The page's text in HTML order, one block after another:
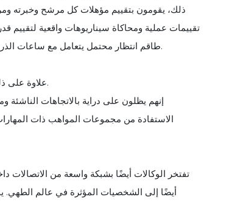
ذلك، يقومون بتقييم مؤهلات كل مرشح وخبرته
تقييمات عملية ومحاكاة سيناريوهات واقعية
طاقم انتظار محتمل يتعامل مع ساعات الذروة الوهمية أو تقييم مهارة الطهي لدى الشيف في بيئة مطبخ يتم التحكم فيها.
علاوة علىتبقي أصابعها على نبض الصناعة.
إنهم يظلون على دراية بالاتجاهات
الاستفادة من مجموعات المواهب ذات
تفتخر الوكالات أيضًا بشبكة واسعة من
أيضًا إلى الشخصيات المؤثرة في عالم الطهي.